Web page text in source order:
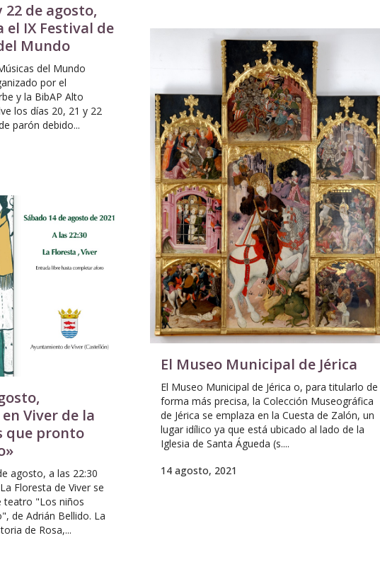
22 de agosto,
el IX Festival de
Mundo
del Mundo
por el
y la BibAP Alto
los días 20, 21 y 22
parón debido...
El Museo Municipal de Jérica
El Museo Municipal de Jérica o, para titularlo de
forma más precisa, la Colección Museográfica
de Jérica se emplaza en la Cuesta de Zalón, un
lugar idílico ya que está ubicado al lado de la
Iglesia de Santa Águeda (s....
14 agosto, 2021
Viver de la
que pronto
agosto, a las 22:30
Floresta de Viver se
teatro "Los niños
de Adrián Bellido. La
de Rosa,...